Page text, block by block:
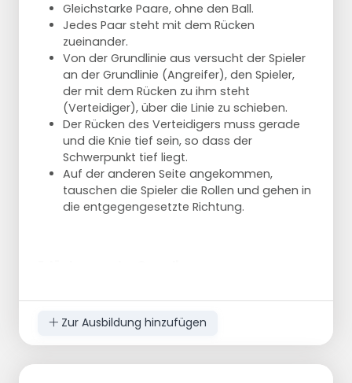
Gleichstarke Paare, ohne den Ball.
Jedes Paar steht mit dem Rücken
zueinander.
Von der Grundlinie aus versucht der Spieler
an der Grundlinie (Angreifer), den Spieler,
der mit dem Rücken zu ihm steht
(Verteidiger), über die Linie zu schieben.
Der Rücken des Verteidigers muss gerade
und die Knie tief sein, so dass der
Schwerpunkt tief liegt.
Auf der anderen Seite angekommen,
tauschen die Spieler die Rollen und gehen in
die entgegengesetzte Richtung.
Drehen Sie sich so, dass Sie dem Gegner
den Rücken zuwenden.
Box aus!
Zur Ausbildung hinzufügen